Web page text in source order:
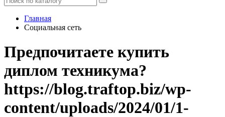
Главная
Социальная сеть
Предпочитаете купить
диплом техникума?
https://blog.traftop.biz/wp-
content/uploads/2024/01/1-